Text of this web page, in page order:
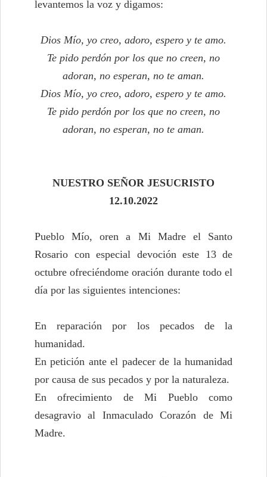
levantemos la voz y digamos:
Dios Mío, yo creo, adoro, espero y te amo.
Te pido perdón por los que no creen, no
adoran, no esperan, no te aman.
Dios Mío, yo creo, adoro, espero y te amo.
Te pido perdón por los que no creen, no
adoran, no esperan, no te aman.
NUESTRO SEÑOR JESUCRISTO
12.10.2022
Pueblo Mío, oren a Mi Madre el Santo
Rosario con especial devoción este 13 de
octubre ofreciéndome oración durante todo el
día por las siguientes intenciones:
En reparación por los pecados de la
humanidad.
En petición ante el padecer de la humanidad
por causa de sus pecados y por la naturaleza.
En ofrecimiento de Mi Pueblo como
desagravio al Inmaculado Corazón de Mi
Madre.